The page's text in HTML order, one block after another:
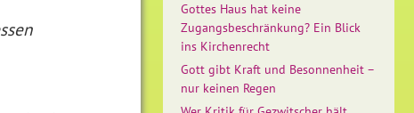
Gottes Haus hat keine
Zugangsbeschränkung? Ein Blick
ins Kirchenrecht
Gott gibt Kraft und Besonnenheit –
nur keinen Regen